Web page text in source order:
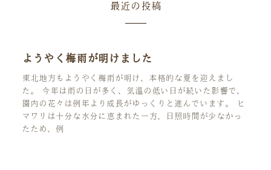
最近の投稿
ようやく梅雨が明けました
東北地方もようやく梅雨が明け、本格的な夏を迎えまし
た。 今年は雨の日が多く、気温の低い日が続いた影響で、
園内の花々は例年より成長がゆっくりと進んでいます。 ヒ
マワリは十分な水分に恵まれた一方、日照時間が少なかっ
たため、例